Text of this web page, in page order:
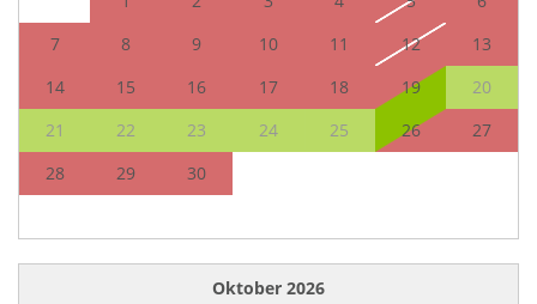
7
8 9 10 11 12
13
14
15 16 17 18 19
20
21
22 23 24 25 26
27
28
29 30
Oktober 2026